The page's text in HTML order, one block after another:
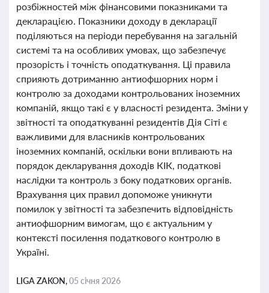
розбіжностей між фінансовими показниками та
декларацією. Показники доходу в декларації
поділяються на періоди перебування на загальній
системі та на особливих умовах, що забезпечує
прозорість і точність оподаткування. Ці правила
сприяють дотриманню антиофшорних норм і
контролю за доходами контрольованих іноземних
компаній, якщо такі є у власності резидента. Зміни у
звітності та оподаткуванні резидентів Дія Сіті є
важливими для власників контрольованих
іноземних компаній, оскільки вони впливають на
порядок декларування доходів КІК, податкові
наслідки та контроль з боку податкових органів.
Врахування цих правил допоможе уникнути
помилок у звітності та забезпечить відповідність
антиофшорним вимогам, що є актуальним у
контексті посилення податкового контролю в
Україні.
LIGA ZAKON,05 січня 2026